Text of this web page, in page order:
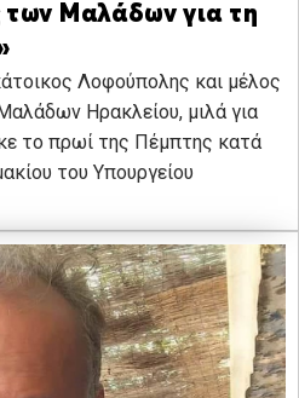
των Μαλάδων για τη
Λοφούπολης και μέλος
Ηρακλείου, μιλά για
το πρωί της Πέμπτης κατά
του Υπουργείου